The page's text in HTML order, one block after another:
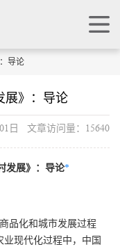
导论
展》：导论
日 文章访问量：15640
发展》：导论*
品化和城市发展过程
业现代化过程中，中国